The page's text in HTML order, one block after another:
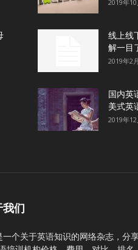
2019年10
线上线
解一目
2019年2
国内英
美式英
2019年12
我们
一个关于英语知识的网络杂志，分